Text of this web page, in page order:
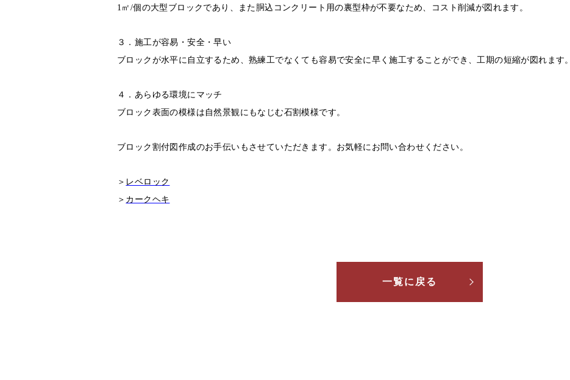
1 ㎡/個の大型ブロックであり、また胴込コンクリート用の裏型枠が不要なため、コスト削減が図れます。
３．施工が容易・安全・早い
ブロックが水平に自立するため、熟練工でなくても容易で安全に早く施工することができ、工期の短縮が図れます。
４．あらゆる環境にマッチ
ブロック表面の模様は自然景観にもなじむ石割模様です。
ブロック割付図作成のお手伝いもさせていただきます。お気軽にお問い合わせください。
＞ レベロック
＞ カークヘキ
一覧に戻る